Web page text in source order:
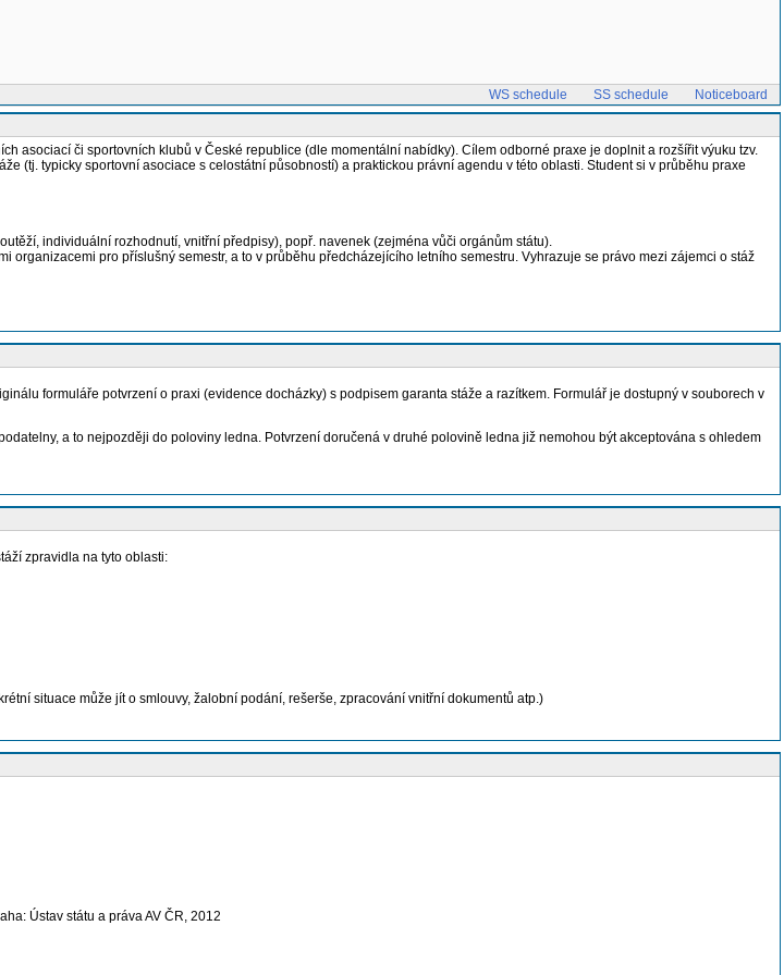
WS schedule SS schedule
Noticeboard
asociací či sportovních klubů v České republice (dle momentální nabídky). Cílem odborné praxe je doplnit a rozšířit výuku tzv.
(tj. typicky sportovní asociace s celostátní působností) a praktickou právní agendu v této oblasti. Student si v průběhu praxe
individuální rozhodnutí, vnitřní předpisy), popř. navenek (zejména vůči orgánům státu).
pro příslušný semestr, a to v průběhu předcházejícího letního semestru. Vyhrazuje se právo mezi zájemci o stáž
formuláře potvrzení o praxi (evidence docházky) s podpisem garanta stáže a razítkem. Formulář je dostupný v souborech v
a to nejpozději do poloviny ledna. Potvrzení doručená v druhé polovině ledna již nemohou být akceptována s ohledem
zpravidla na tyto oblasti:
situace může jít o smlouvy, žalobní podání, rešerše, zpracování vnitřní dokumentů atp.)
Ústav státu a práva AV ČR, 2012